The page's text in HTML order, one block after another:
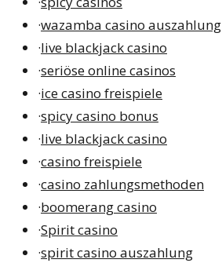
·wazamba casino auszahlung
·live blackjack casino
·seriöse online casinos
·ice casino freispiele
·spicy casino bonus
·live blackjack casino
·casino freispiele
·casino zahlungsmethoden
·boomerang casino
·Spirit casino
·spirit casino auszahlung